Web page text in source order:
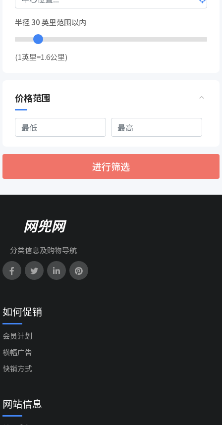
半径30英里范围以内
(1英里=1.6公里)
价格范围
进行筛选
网兜网
分类信息及购物导航
如何促销
会员计划
横幅广告
快销方式
网站信息